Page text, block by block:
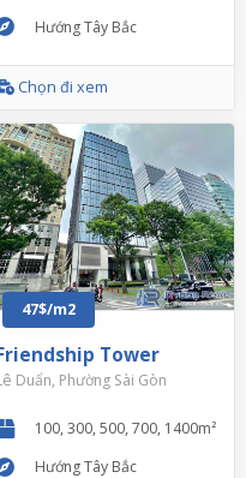
Hướng Tây Bắc
Chọn đi xem
47$/m2
Tower
Duẩn, Phường Sài Gòn
100, 300, 500, 700, 1400m²
Hướng Tây Bắc